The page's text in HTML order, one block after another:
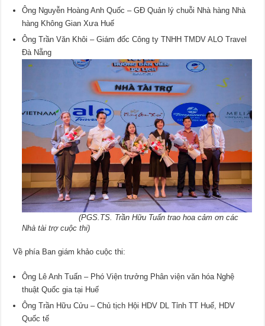
Ông Nguyễn Hoàng Anh Quốc – GĐ Quản lý chuỗi Nhà hàng Nhà
hàng Không Gian Xưa Huế
Ông Trần Văn Khôi – Giám đốc Công ty TNHH TMDV ALO Travel
Đà Nẵng
(PGS.TS. Trần Hữu Tuấn trao hoa cảm ơn các
Nhà tài trợ cuộc thi)
Về phía Ban giám khảo cuộc thi:
Ông Lê Anh Tuấn – Phó Viện trưởng Phân viện văn hóa Nghệ
thuật Quốc gia tại Huế
Ông Trần Hữu Cửu – Chủ tịch Hội HDV DL Tỉnh TT Huế, HDV
Quốc tế